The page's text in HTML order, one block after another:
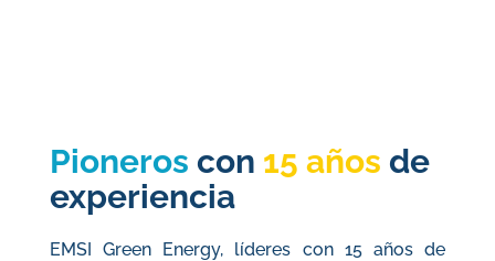
Pioneros con 15 años de
experiencia
EMSI Green Energy, líderes con 15 años de